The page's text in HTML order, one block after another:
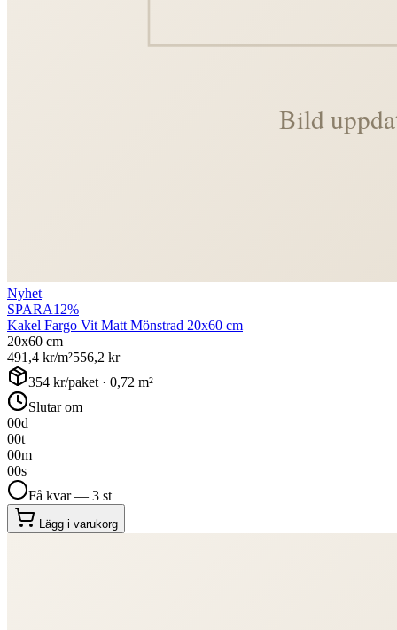
Nyhet
SPARA12%
Kakel Fargo Vit Matt Mönstrad 20x60 cm
20x60 cm
491,4 kr/m²556,2 kr
354 kr/paket · 0,72 m²
Slutar om
00d
00t
00m
00s
Få kvar — 3 st
Lägg i varukorg